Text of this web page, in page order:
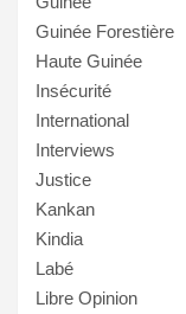
Guinée Forestière
Haute Guinée
Insécurité
International
Interviews
Justice
Kankan
Kindia
Labé
Libre Opinion